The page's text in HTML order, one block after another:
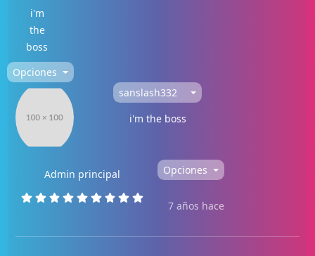
i'm
the
boss
Opciones
sanslash332
i'm the boss
Admin principal Opciones
7 años hace